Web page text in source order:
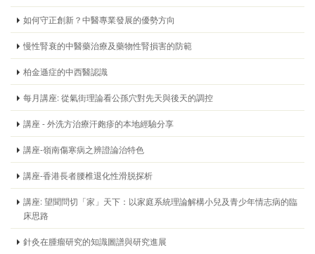
如何守正創新？中醫專業發展的優勢方向
慢性腎衰的中醫藥治療及藥物性腎損害的防範
柏金遜症的中西醫認識
每月講座: 從氣街理論看公孫穴對先天與後天的調控
講座 - 外洗方治療汗皰疹的本地經驗分享
講座-嶺南傷寒病之辨證論治特色
講座-香港長者腰椎退化性滑脱探析
講座: 望聞問切「家」天下：以家庭系統理論解構小兒及青少年情志病的臨
床思路
針灸在腫瘤研究的知識圖譜與研究進展